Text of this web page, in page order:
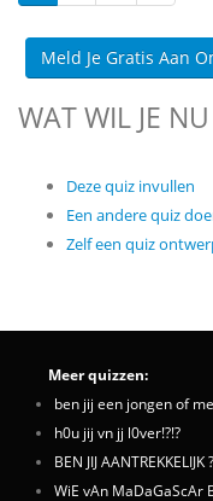
Meld Je Gratis Aan
WAT WIL JE
Deze quiz invullen
Een andere quiz
Zelf een quiz
Meer quizzen:
ben jij een jongen of
h0u jij vn jj l0ver!?!?
BEN JIJ AANTREKKELIJK
WiE vAn MaDaGaScAr